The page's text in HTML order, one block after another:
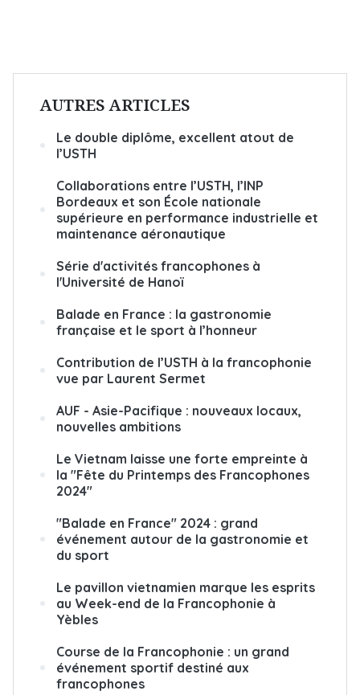
AUTRES ARTICLES
Le double diplôme, excellent atout de
l’USTH
Collaborations entre l’USTH, l’INP
Bordeaux et son École nationale
supérieure en performance industrielle et
maintenance aéronautique
Série d'activités francophones à
l'Université de Hanoï
Balade en France : la gastronomie
française et le sport à l’honneur
Contribution de l’USTH à la francophonie
vue par Laurent Sermet
AUF - Asie-Pacifique : nouveaux locaux,
nouvelles ambitions
Le Vietnam laisse une forte empreinte à
la "Fête du Printemps des Francophones
2024"
"Balade en France" 2024 : grand
événement autour de la gastronomie et
du sport
Le pavillon vietnamien marque les esprits
au Week-end de la Francophonie à
Yèbles
Course de la Francophonie : un grand
événement sportif destiné aux
francophones